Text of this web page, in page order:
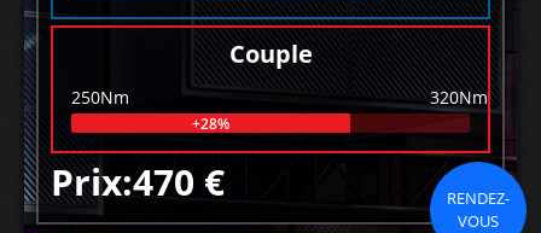
Couple
250Nm 320Nm
+28%
Prix:470 €
RENDEZ-
VOUS